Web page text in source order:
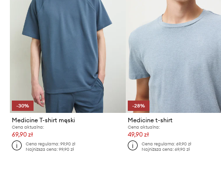
-30%
Medicine T-shirt męski
Cena aktualna:
69,90 zł
Cena regularna:99,90 zł
Najniższa cena:99,90 zł
-28%
Medicine t-shirt
Cena aktualna:
49,90 zł
Cena regularna: 69,90 zł
Najniższa cena: 69,90 zł